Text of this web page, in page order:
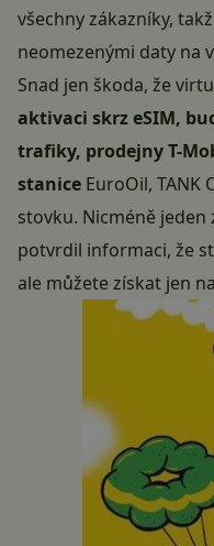
všechny zákazníky,
neomezenými daty na
Snad jen škoda, že
aktivaci skrz eSIM,
trafiky, prodejny T-
stanice EuroOil, TANK
stovku. Nicméně
potvrdil informaci, že
ale můžete získat jen